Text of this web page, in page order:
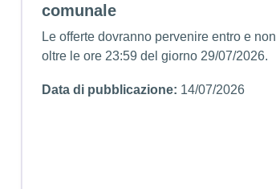
comunale
Le offerte dovranno pervenire entro e non
oltre le ore 23:59 del giorno 29/07/2026.
Data di pubblicazione: 14/07/2026